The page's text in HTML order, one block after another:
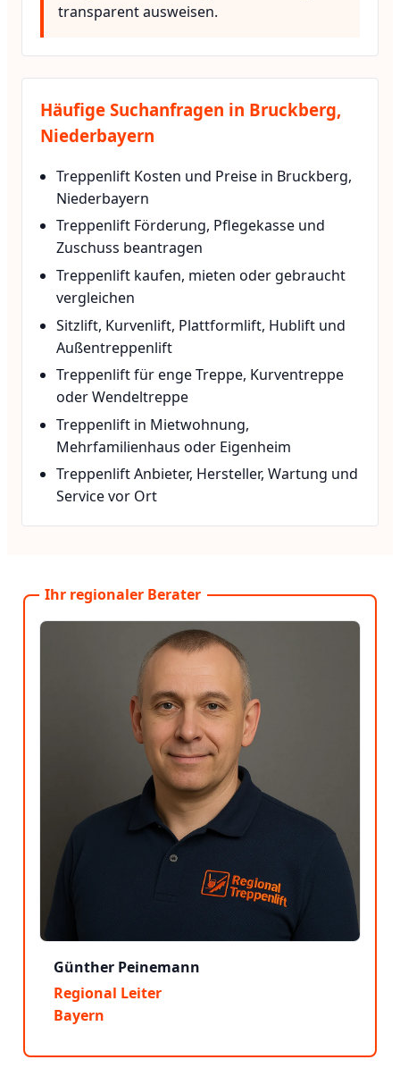
transparent ausweisen.
Häufige Suchanfragen in Bruckberg,
Niederbayern
Treppenlift Kosten und Preise in Bruckberg,
Niederbayern
Treppenlift Förderung, Pflegekasse und
Zuschuss beantragen
Treppenlift kaufen, mieten oder gebraucht
vergleichen
Sitzlift, Kurvenlift, Plattformlift, Hublift und
Außentreppenlift
Treppenlift für enge Treppe, Kurventreppe
oder Wendeltreppe
Treppenlift in Mietwohnung,
Mehrfamilienhaus oder Eigenheim
Treppenlift Anbieter, Hersteller, Wartung und
Service vor Ort
Ihr regionaler Berater
Günther Peinemann
Regional Leiter
Bayern